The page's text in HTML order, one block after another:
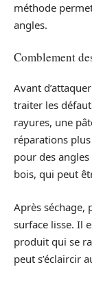
méthode
angles.
Comblement
Avant
traiter les
rayures, une
réparations
pour des
bois, qui peut
Après séchage,
surface lisse. Il
produit qui se
peut s’éclaircir